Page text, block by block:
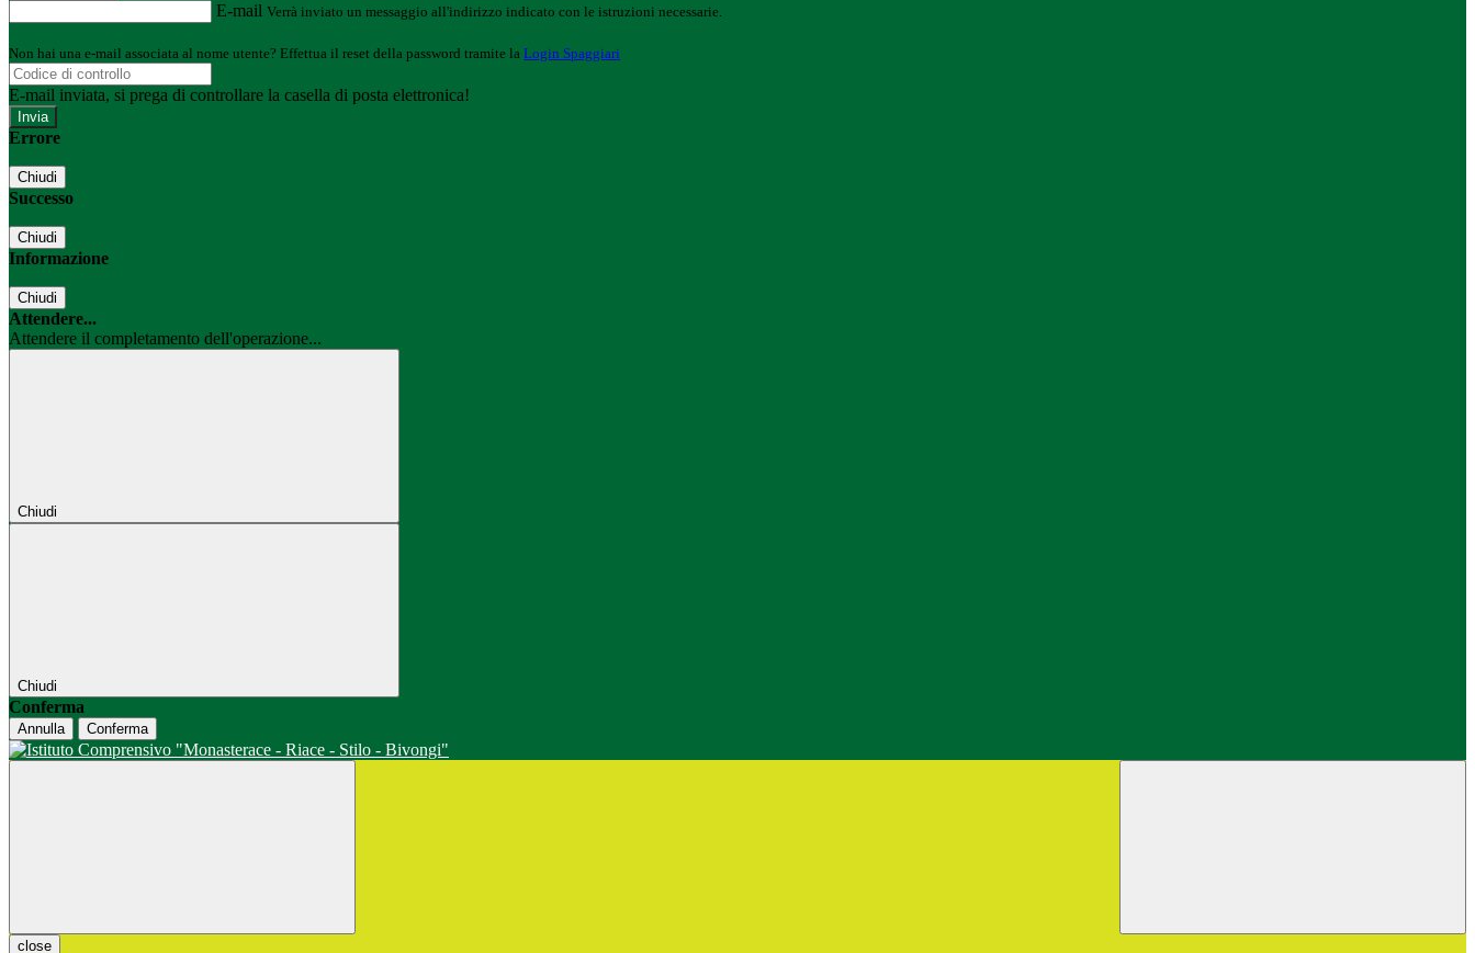
E-mail Verrà inviato un messaggio all'indirizzo indicato con le istruzioni necessarie.
Non hai una e-mail associata al nome utente? Effettua il reset della password tramite la Login Spaggiari
E-mail inviata, si prega di controllare la casella di posta elettronica!
Errore
Chiudi
Successo
Chiudi
Informazione
Chiudi
Attendere...
Attendere il completamento dell'operazione...
Chiudi
Chiudi
Conferma
Annulla Conferma
close